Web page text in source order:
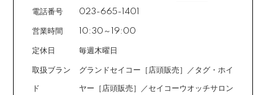
電話番号 023-665-1401
営業時間 10:30～19:00
定休日 毎週木曜日
取扱ブラン
ド
グランドセイコー［店頭販売］／タグ・ホイ
ヤー［店頭販売］／セイコーウオッチサロン